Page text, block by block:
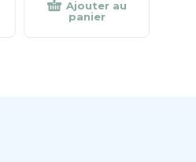
Ajouter au
panier